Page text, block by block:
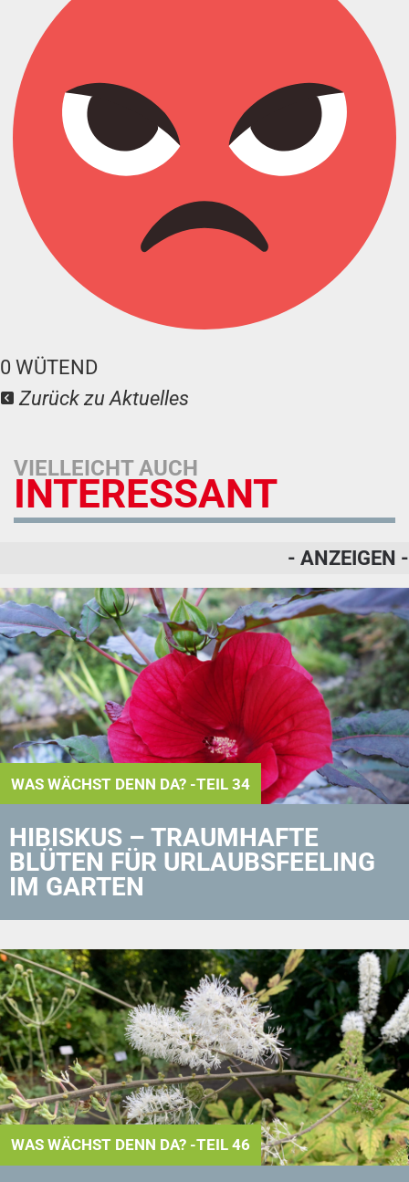
0 WÜTEND
Zurück zu Aktuelles
VIELLEICHT AUCH
INTERESSANT
- ANZEIGEN -
WAS WÄCHST DENN DA? -TEIL 34
HIBISKUS – TRAUMHAFTE
BLÜTEN FÜR URLAUBS­FEELING
IM GARTEN
WAS WÄCHST DENN DA? -TEIL 46